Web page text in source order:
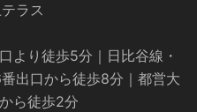
ラス
より徒歩5分｜日比谷線・
出口から徒歩8分｜都営大
ら徒歩2分